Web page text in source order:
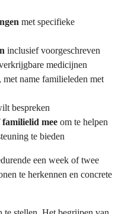
met specifieke
inclusief voorgeschreven
medicijnen
, met name familieleden met
bespreken
mee om te helpen
te bieden
een week of twee
te herkennen en concrete